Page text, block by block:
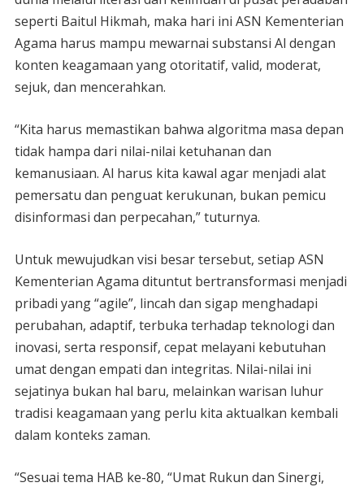
seperti Baitul Hikmah, maka hari ini ASN Kementerian
Agama harus mampu mewarnai substansi Al dengan
konten keagamaan yang otoritatif, valid, moderat,
sejuk, dan mencerahkan.
“Kita harus memastikan bahwa algoritma masa depan
tidak hampa dari nilai-nilai ketuhanan dan
kemanusiaan. Al harus kita kawal agar menjadi alat
pemersatu dan penguat kerukunan, bukan pemicu
disinformasi dan perpecahan,” tuturnya.
Untuk mewujudkan visi besar tersebut, setiap ASN
Kementerian Agama dituntut bertransformasi menjadi
pribadi yang “agile”, lincah dan sigap menghadapi
perubahan, adaptif, terbuka terhadap teknologi dan
inovasi, serta responsif, cepat melayani kebutuhan
umat dengan empati dan integritas. Nilai-nilai ini
sejatinya bukan hal baru, melainkan warisan luhur
tradisi keagamaan yang perlu kita aktualkan kembali
dalam konteks zaman.
“Sesuai tema HAB ke-80, “Umat Rukun dan Sinergi,